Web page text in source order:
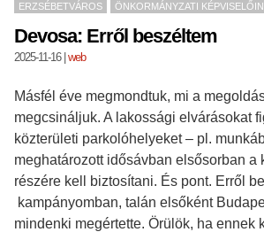
ERZSÉBETVÁROS ÖNKORMÁNYZATI
Devosa: Erről beszéltem
2025-11-16| web
Másfél éve megmondtuk, mi a
megcsináljuk. A lakossági elvárásokat
közterületi parkolóhelyeket – pl.
meghatározott idősávban elsősorban a
részére kell biztosítani. És pont. Erről
kampányomban, talán elsőként
mindenki megértette. Örülök, ha ennek